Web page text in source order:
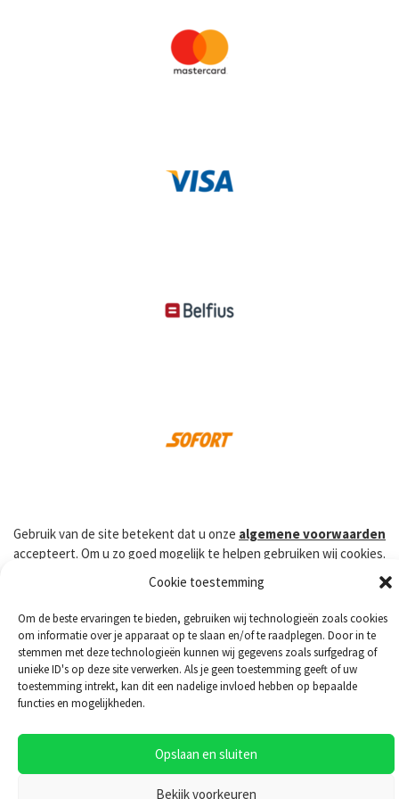
Cookie toestemming
Om de beste ervaringen te bieden, gebruiken wij technologieën zoals cookies
om informatie over je apparaat op te slaan en/of te raadplegen. Door in te
stemmen met deze technologieën kunnen wij gegevens zoals surfgedrag of
unieke ID's op deze site verwerken. Als je geen toestemming geeft of uw
toestemming intrekt, kan dit een nadelige invloed hebben op bepaalde
functies en mogelijkheden.
Opslaan en sluiten
Bekijk voorkeuren
Gebruik van de site betekent dat u onze algemene voorwaarden
accepteert. Om u zo goed mogelijk te helpen gebruiken wij cookies.
Alle prijzen op onze website zijn inclusief 21% BTW. © 2026 -
Onderdeel van Ten Dolle Groep